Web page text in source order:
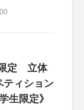
定 立体
ティション
生限定》